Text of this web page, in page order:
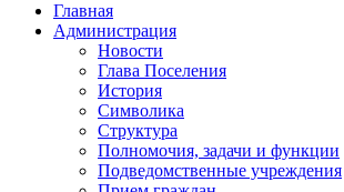
Главная
Администрация
Новости
Глава Поселения
История
Символика
Структура
Полномочия, задачи и функции
Подведомственные учреждения